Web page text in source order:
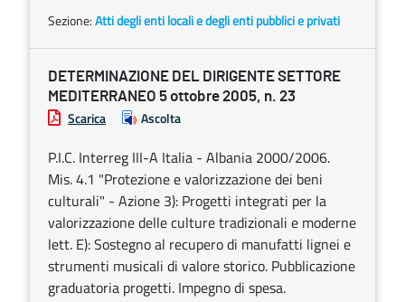
Sezione:Atti degli enti locali e degli enti pubblici e privati
DETERMINAZIONE DEL DIRIGENTE SETTORE
MEDITERRANEO 5 ottobre 2005, n. 23
Scarica Ascolta
P.I.C. Interreg III-A Italia - Albania 2000/2006.
Mis. 4.1 "Protezione e valorizzazione dei beni
culturali" - Azione 3): Progetti integrati per la
valorizzazione delle culture tradizionali e moderne
lett. E): Sostegno al recupero di manufatti lignei e
strumenti musicali di valore storico. Pubblicazione
graduatoria progetti. Impegno di spesa.